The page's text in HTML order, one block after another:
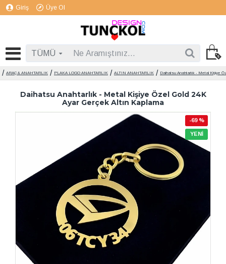
Giriş Üye Ol
TÜMÜ
ARAÇ & ANAHTARLIK PLAKA LOGO ANAHTARLIK ALTIN ANAHTARLIK Daihatsu Anahtarlık - Metal Kişiye
Daihatsu Anahtarlık - Metal Kişiye Özel Gold 24K
Ayar Gerçek Altın Kaplama
YENI
-69 %